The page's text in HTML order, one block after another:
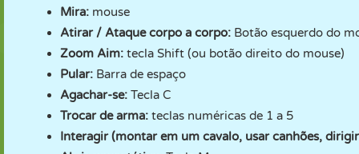
Mira: mouse
Atirar / Ataque corpo a corpo: Botão esquerdo do
Zoom Aim: tecla Shift (ou botão direito do mouse)
Pular: Barra de espaço
Agachar-se: Tecla C
Trocar de arma: teclas numéricas de 1 a 5
Interagir (montar em um cavalo, usar canhões,